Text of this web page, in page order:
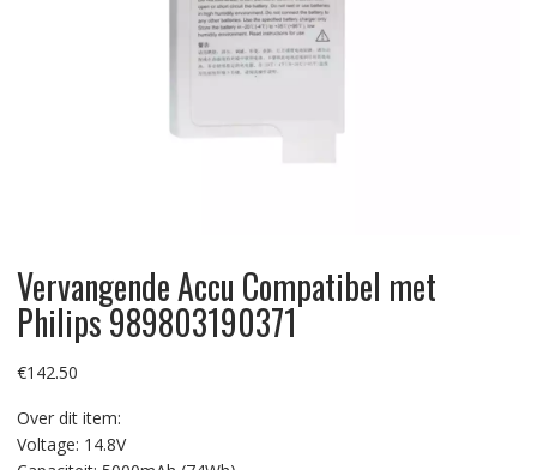
Vervangende Accu Compatibel met
Philips 989803190371
€142.50
Over dit item:
Voltage: 14.8V